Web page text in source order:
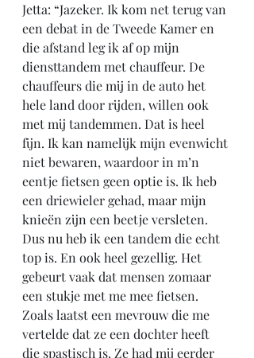
Jetta: “Jazeker. Ik kom net terug van
een debat in de Tweede Kamer en
die afstand leg ik af op mijn
diensttandem met chauffeur. De
chauffeurs die mij in de auto het
hele land door rijden, willen ook
met mij tandemmen. Dat is heel
fijn. Ik kan namelijk mijn evenwicht
niet bewaren, waardoor in m’n
eentje fietsen geen optie is. Ik heb
een driewieler gehad, maar mijn
knieën zijn een beetje versleten.
Dus nu heb ik een tandem die echt
top is. En ook heel gezellig. Het
gebeurt vaak dat mensen zomaar
een stukje met me mee fietsen.
Zoals laatst een mevrouw die me
vertelde dat ze een dochter heeft
die spastisch is. Ze had mij eerder